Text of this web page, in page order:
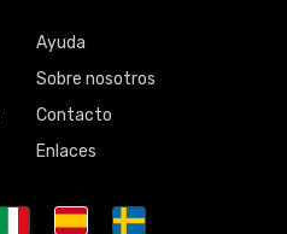
Ayuda
Sobre nosotros
Contacto
Enlaces